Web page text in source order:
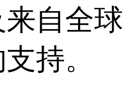
自全球
持。